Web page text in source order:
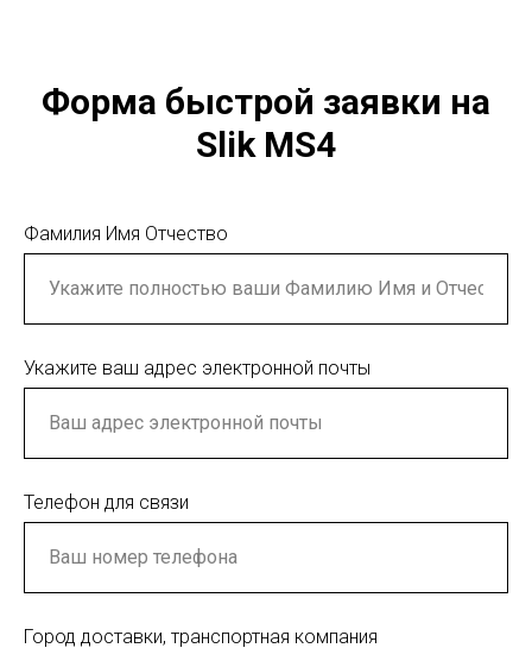
Форма быстрой заявки на
Slik MS4
Фамилия Имя Отчество
Укажите ваш адрес электронной почты
Телефон для связи
Город доставки, транспортная компания